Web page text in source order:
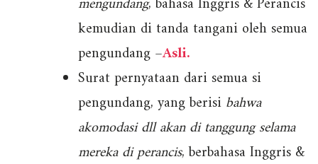
kemudian di tanda tangani oleh semua
pengundang –Asli.
Surat pernyataan dari semua si
pengundang, yang berisi bahwa
akomodasi dll akan di tanggung selama
mereka di perancis, berbahasa Inggris &